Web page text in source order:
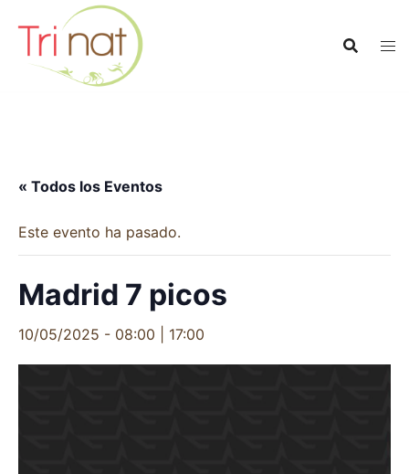
contenido
« Todos los Eventos
Este evento ha pasado.
Madrid 7 picos
10/05/2025 - 08:00 17:00